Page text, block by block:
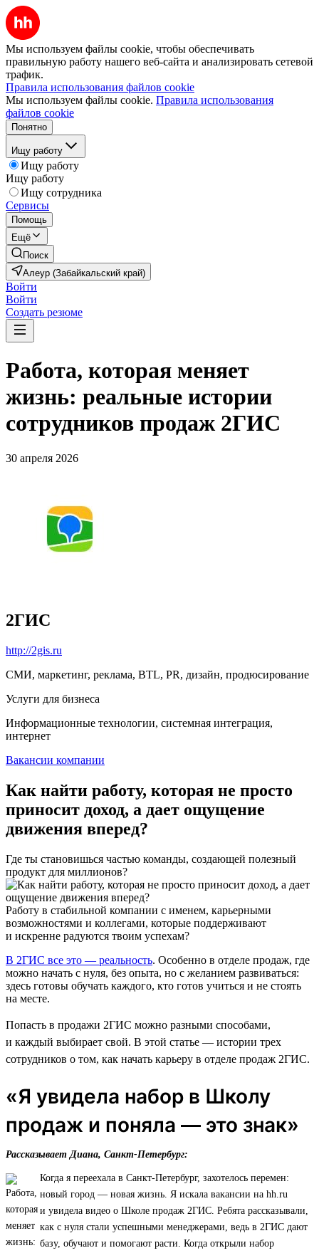
Мы используем файлы cookie, чтобы обеспечивать
правильную работу нашего веб-сайта и анализировать сетевой
трафик.
Правила использования файлов cookie
Мы используем файлы cookie. Правила использования
файлов cookie
Понятно
Ищу работу
Ищу работу
Ищу работу
Ищу сотрудника
Сервисы
Помощь
Ещё
Поиск
Алеур (Забайкальский край)
Войти
Войти
Создать резюме
Работа, которая меняет
жизнь: реальные истории
сотрудников продаж 2ГИС
30 апреля 2026
2ГИС
http://2gis.ru
СМИ, маркетинг, реклама, BTL, PR, дизайн, продюсирование
Услуги для бизнеса
Информационные технологии, системная интеграция,
интернет
Вакансии компании
Как найти работу, которая не просто
приносит доход, а дает ощущение
движения вперед?
Где ты становишься частью команды, создающей полезный
продукт для миллионов?
Работу в стабильной компании с именем, карьерными
возможностями и коллегами, которые поддерживают
и искренне радуются твоим успехам?
В 2ГИС все это — реальность. Особенно в отделе продаж, где
можно начать с нуля, без опыта, но с желанием развиваться:
здесь готовы обучать каждого, кто готов учиться и не стоять
на месте.
Попасть в продажи 2ГИС можно разными способами,
и каждый выбирает свой. В этой статье — истории трех
сотрудников о том, как начать карьеру в отделе продаж 2ГИС.
«Я увидела набор в Школу
продаж и поняла — это знак»
Рассказывает Диана, Санкт-Петербург:
Когда я переехала в Санкт-Петербург, захотелось перемен:
новый город — новая жизнь. Я искала вакансии на hh.ru
и увидела видео о Школе продаж 2ГИС. Ребята рассказывали,
как с нуля стали успешными менеджерами, ведь в 2ГИС дают
базу, обучают и помогают расти. Когда открыли набор